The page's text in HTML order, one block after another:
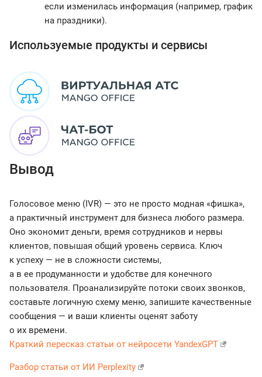
если изменилась информация (например, график
на праздники).
Используемые продукты и сервисы
Вывод
Голосовое меню (IVR) — это не просто модная «фишка»,
а практичный инструмент для бизнеса любого размера.
Оно экономит деньги, время сотрудников и нервы
клиентов, повышая общий уровень сервиса. Ключ
к успеху — не в сложности системы,
а в ее продуманности и удобстве для конечного
пользователя. Проанализируйте потоки своих звонков,
составьте логичную схему меню, запишите качественные
сообщения — и ваши клиенты оценят заботу
о их времени.
Краткий пересказ статьи от нейросети YandexGPT
Разбор статьи от ИИ Perplexity